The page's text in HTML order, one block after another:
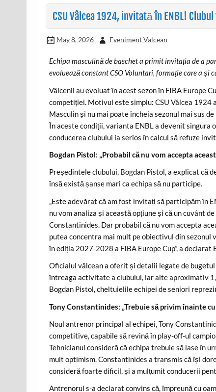
CSU Vâlcea 1924, invitată în ENBL!
May 8, 2026 Eveniment Valcean
Echipa masculină de baschet a primit invitația de a
evoluează constant CSO Voluntari, formație care a și
Vâlcenii au evoluat în acest sezon în FIBA Europe
competiției. Motivul este simplu: CSU Vâlcea
Masculin și nu mai poate încheia sezonul mai sus
În aceste condiții, varianta ENBL a devenit
conducerea clubului ia serios în calcul să refuze
Bogdan Pistol: „Probabil că nu vom accepta
Președintele clubului, Bogdan Pistol, a explicat că
însă există șanse mari ca echipa să nu participe.
„Este adevărat că am fost invitați să participăm în
nu vom analiza și această opțiune și că un cuvânt
Constantinides. Dar probabil că nu vom accepta
putea concentra mai mult pe obiectivul din
în ediția 2027-2028 a FIBA Europe Cup”, a declarat
Oficialul vâlcean a oferit și detalii legate de
întreaga activitate a clubului, iar alte aproximativ
Bogdan Pistol, cheltuielile echipei de seniori
Tony Constantinides: „Trebuie să privim înainte
Noul antrenor principal al echipei, Tony
competitive, capabile să revină în play-off-ul
Tehnicianul consideră că echipa trebuie să lase în
mult optimism. Constantinides a transmis că își
consideră foarte dificil, și a mulțumit conducerii
Antrenorul s-a declarat convins că, împreună cu